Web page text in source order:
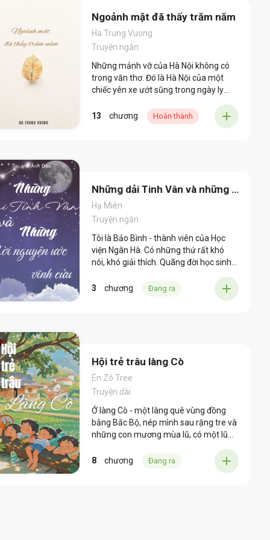
Ngoảnh mặt đã thấy trăm năm
Ha Trung Vuong
Truyện ngắn
Những mảnh vỡ của Hà Nội không có
trong văn thơ. Đó là Hà Nội của một
chiếc yên xe ướt sũng trong ngày ly
không đá và những giấc mơ khởi
nghiệp chết yểu. Đó là Hà Nội của giỏ
cơm để đổi lấy tiền trọ. Không phán xét.
giản là lật tung những tấm thảm hào
nhoáng lên, để lộ ra lớp bụi bặm, những
vụn vỡ và sự thật trần trụi về cái giá
của sự trưởng thành.
13 chương Hoàn thành
Những dải Tinh Vân và những l
ời nguyện ước vĩnh cửu
Hạ Miên
Truyện ngắn
Tôi là Bảo Bình - thành viên của Học
viện Ngân Hà. Có những thứ rất khó
nói, khó giải thích. Quãng đời học sinh
3
chương Đang ra
Hội trẻ trâu làng Cò
Én Zô Tree
Truyện dài
Ở làng Cò - một làng quê vùng đồng
bằng Bắc Bộ, nép mình sau rặng tre và
những con mương mùa lũ, có một lũ
ao làng là chiến trường, và bờ rào nhà
ông Bảy là biên giới cần vượt qua.
8 chương Đang ra